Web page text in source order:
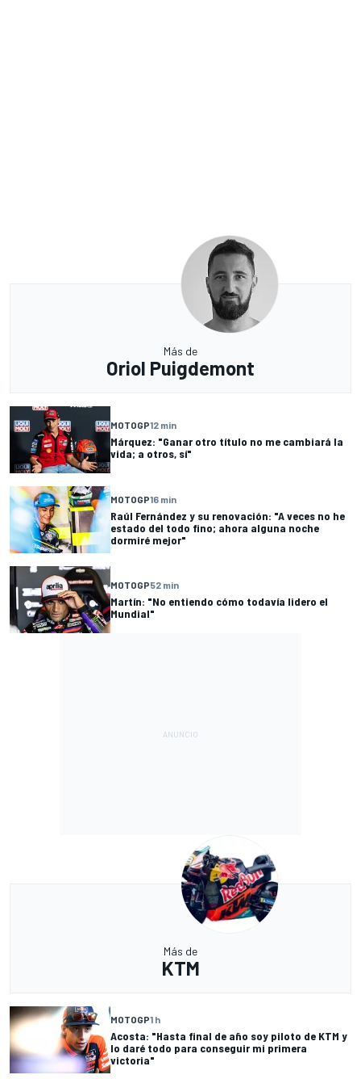
Más de
Oriol Puigdemont
MOTOGP12 min
Márquez: "Ganar otro título no me cambiará la
vida; a otros, sí"
MOTOGP16 min
Raúl Fernández y su renovación: "A veces no he
estado del todo fino; ahora alguna noche
dormiré mejor"
MOTOGP52 min
Martín: "No entiendo cómo todavía lidero el
Mundial"
Más de
KTM
MOTOGP1 h
Acosta: "Hasta final de año soy piloto de KTM y
lo daré todo para conseguir mi primera
victoria"